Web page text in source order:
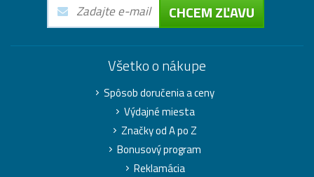
CHCEM ZĽAVU
Všetko o nákupe
Spôsob doručenia a ceny
Výdajné miesta
Značky od A po Z
Bonusový program
Reklamácia